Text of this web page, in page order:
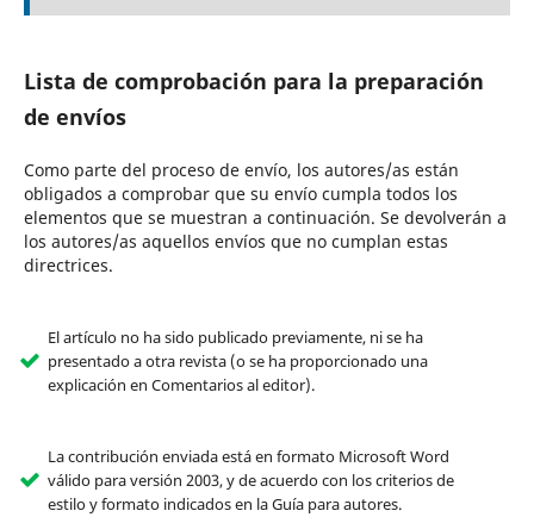
Lista de comprobación para la preparación
de envíos
Como parte del proceso de envío, los autores/as están
obligados a comprobar que su envío cumpla todos los
elementos que se muestran a continuación. Se devolverán a
los autores/as aquellos envíos que no cumplan estas
directrices.
El artículo no ha sido publicado previamente, ni se ha
presentado a otra revista (o se ha proporcionado una
explicación en Comentarios al editor).
La contribución enviada está en formato Microsoft Word
válido para versión 2003, y de acuerdo con los criterios de
estilo y formato indicados en la Guía para autores.